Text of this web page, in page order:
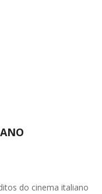
do cinema italiano